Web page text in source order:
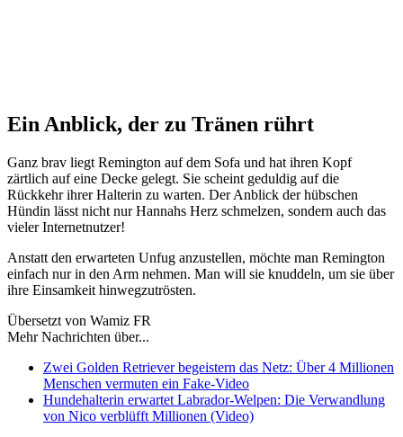
Ein Anblick, der zu Tränen rührt
Ganz brav liegt Remington auf dem Sofa und hat ihren Kopf
zärtlich auf eine Decke gelegt. Sie scheint geduldig auf die
Rückkehr ihrer Halterin zu warten. Der Anblick der hübschen
Hündin lässt nicht nur Hannahs Herz schmelzen, sondern auch das
vieler Internetnutzer!
Anstatt den erwarteten Unfug anzustellen, möchte man Remington
einfach nur in den Arm nehmen. Man will sie knuddeln, um sie über
ihre Einsamkeit hinwegzutrösten.
Übersetzt von Wamiz FR
Mehr Nachrichten über...
Zwei Golden Retriever begeistern das Netz: Über 4 Millionen
Menschen vermuten ein Fake-Video
Hundehalterin erwartet Labrador-Welpen: Die Verwandlung
von Nico verblüfft Millionen (Video)